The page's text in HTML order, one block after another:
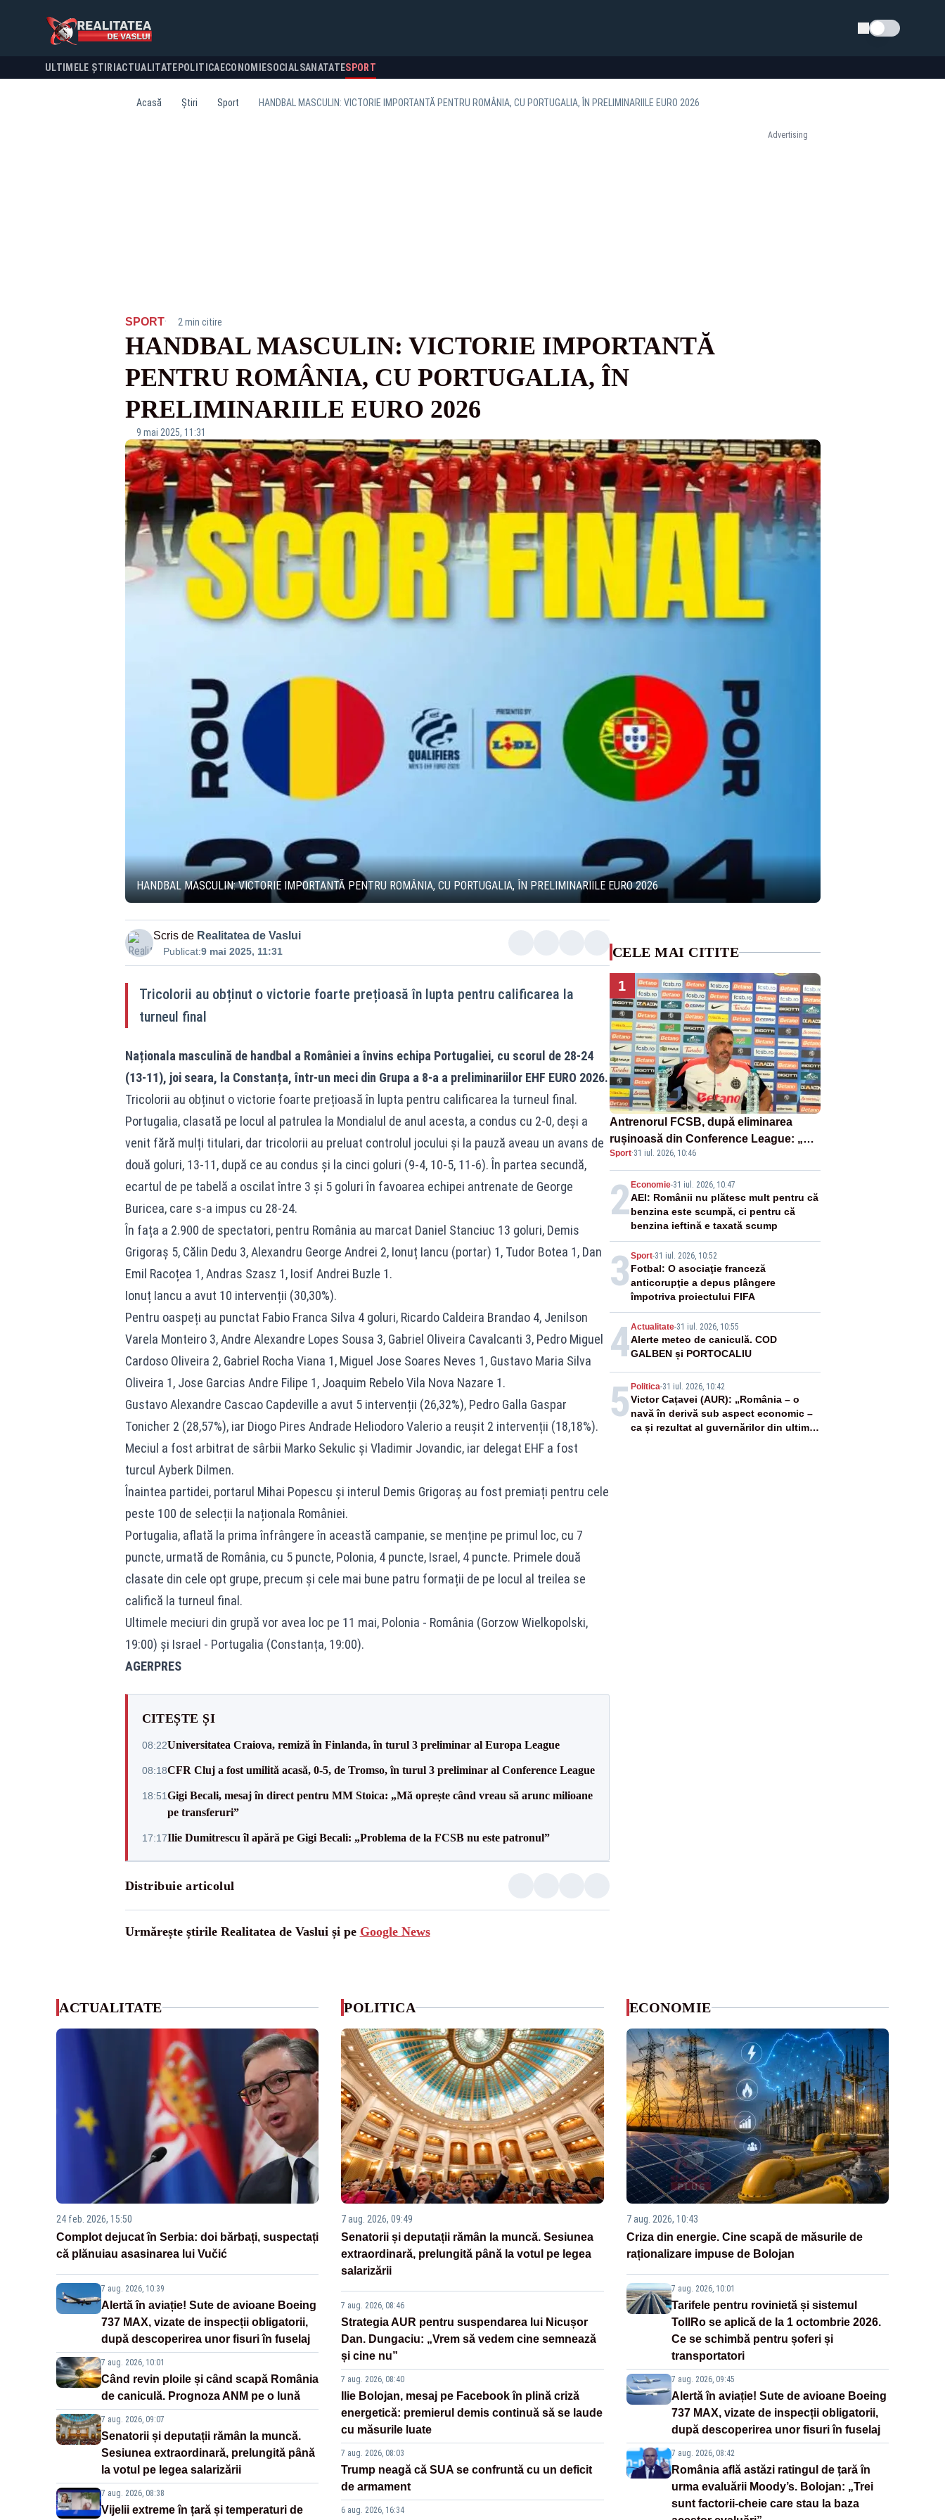
Schimba tema
ULTIMELE ȘTIRI ACTUALITATE POLITICA ECONOMIESOCIALSANATATESPORT
Acasă Știri Sport HANDBAL MASCULIN: VICTORIE IMPORTANTĂ PENTRU ROMÂNIA, CU PORTUGALIA, ÎN PRELIMINARIILE EURO 2026
Advertising
SPORT· 2 min citire
HANDBAL MASCULIN: VICTORIE IMPORTANTĂ
PENTRU ROMÂNIA, CU PORTUGALIA, ÎN
PRELIMINARIILE EURO 2026
9 mai 2025, 11:31
HANDBAL MASCULIN: VICTORIE IMPORTANTĂ PENTRU ROMÂNIA, CU PORTUGALIA, ÎN PRELIMINARIILE EURO 2026
Scris de Realitatea de Vaslui
Publicat:9 mai 2025, 11:31
Tricolorii au obținut o victorie foarte prețioasă în lupta pentru calificarea la
turneul final
Naționala masculină de handbal a României a învins echipa Portugaliei, cu scorul de 28-24
(13-11), joi seara, la Constanța, într-un meci din Grupa a 8-a a preliminariilor EHF EURO 2026.
Tricolorii au obținut o victorie foarte prețioasă în lupta pentru calificarea la turneul final.
Portugalia, clasată pe locul al patrulea la Mondialul de anul acesta, a condus cu 2-0, deși a
venit fără mulți titulari, dar tricolorii au preluat controlul jocului și la pauză aveau un avans de
două goluri, 13-11, după ce au condus și la cinci goluri (9-4, 10-5, 11-6). În partea secundă,
ecartul de pe tabelă a oscilat între 3 și 5 goluri în favoarea echipei antrenate de George
Buricea, care s-a impus cu 28-24.
În fața a 2.900 de spectatori, pentru România au marcat Daniel Stanciuc 13 goluri, Demis
Grigoraș 5, Călin Dedu 3, Alexandru George Andrei 2, Ionuț Iancu (portar) 1, Tudor Botea 1, Dan
Emil Racoțea 1, Andras Szasz 1, Iosif Andrei Buzle 1.
Ionuț Iancu a avut 10 intervenții (30,30%).
Pentru oaspeți au punctat Fabio Franca Silva 4 goluri, Ricardo Caldeira Brandao 4, Jenilson
Varela Monteiro 3, Andre Alexandre Lopes Sousa 3, Gabriel Oliveira Cavalcanti 3, Pedro Miguel
Cardoso Oliveira 2, Gabriel Rocha Viana 1, Miguel Jose Soares Neves 1, Gustavo Maria Silva
Oliveira 1, Jose Garcias Andre Filipe 1, Joaquim Rebelo Vila Nova Nazare 1.
Gustavo Alexandre Cascao Capdeville a avut 5 intervenții (26,32%), Pedro Galla Gaspar
Tonicher 2 (28,57%), iar Diogo Pires Andrade Heliodoro Valerio a reușit 2 intervenții (18,18%).
Meciul a fost arbitrat de sârbii Marko Sekulic și Vladimir Jovandic, iar delegat EHF a fost
turcul Ayberk Dilmen.
Înaintea partidei, portarul Mihai Popescu și interul Demis Grigoraș au fost premiați pentru cele
peste 100 de selecții la naționala României.
Portugalia, aflată la prima înfrângere în această campanie, se menține pe primul loc, cu 7
puncte, urmată de România, cu 5 puncte, Polonia, 4 puncte, Israel, 4 puncte. Primele două
clasate din cele opt grupe, precum și cele mai bune patru formații de pe locul al treilea se
califică la turneul final.
Ultimele meciuri din grupă vor avea loc pe 11 mai, Polonia - România (Gorzow Wielkopolski,
19:00) și Israel - Portugalia (Constanța, 19:00).
AGERPRES
CITEȘTE ȘI
08:22Universitatea Craiova, remiză în Finlanda, în turul 3 preliminar al Europa League
08:18CFR Cluj a fost umilită acasă, 0-5, de Tromso, în turul 3 preliminar al Conference League
18:51Gigi Becali, mesaj în direct pentru MM Stoica: „Mă oprește când vreau să arunc milioane
pe transferuri”
17:17Ilie Dumitrescu îl apără pe Gigi Becali: „Problema de la FCSB nu este patronul”
Distribuie articolul
Urmărește știrile Realitatea de Vaslui și pe Google News
CELE MAI CITITE
1
Antrenorul FCSB, după eliminarea
rușinoasă din Conference League: „N-
ai cum să nu scoți în evidență și
lucrurile bune”
Sport·31 iul. 2026, 10:46
2 Economie-31 iul. 2026, 10:47
AEI: Românii nu plătesc mult pentru că
benzina este scumpă, ci pentru că
benzina ieftină e taxată scump
3 Sport-31 iul. 2026, 10:52
Fotbal: O asociaţie franceză
anticorupţie a depus plângere
împotriva proiectului FIFA
4Actualitate-31 iul. 2026, 10:55
Alerte meteo de caniculă. COD
GALBEN și PORTOCALIU
5 Politica-31 iul. 2026, 10:42
Victor Cațavei (AUR): „România – o
navă în derivă sub aspect economic –
ca și rezultat al guvernărilor din ultimii
ACTUALITATE
24 feb. 2026, 15:50
Complot dejucat în Serbia: doi bărbați, suspectați
că plănuiau asasinarea lui Vučić
7 aug. 2026, 10:39
Alertă în aviație! Sute de avioane Boeing
737 MAX, vizate de inspecții obligatorii,
după descoperirea unor fisuri în fuselaj
7 aug. 2026, 10:01
Când revin ploile și când scapă România
de caniculă. Prognoza ANM pe o lună
7 aug. 2026, 09:07
Senatorii și deputații rămân la muncă.
Sesiunea extraordinară, prelungită până
la votul pe legea salarizării
7 aug. 2026, 08:38
Vijelii extreme în țară și temperaturi de
POLITICA
7 aug. 2026, 09:49
Senatorii și deputații rămân la muncă. Sesiunea
extraordinară, prelungită până la votul pe legea
salarizării
7 aug. 2026, 08:46
Strategia AUR pentru suspendarea lui Nicușor
Dan. Dungaciu: „Vrem să vedem cine semnează
și cine nu”
7 aug. 2026, 08:40
Ilie Bolojan, mesaj pe Facebook în plină criză
energetică: premierul demis continuă să se laude
cu măsurile luate
7 aug. 2026, 08:03
Trump neagă că SUA se confruntă cu un deficit
de armament
6 aug. 2026, 16:34
ECONOMIE
7 aug. 2026, 10:43
Criza din energie. Cine scapă de măsurile de
raționalizare impuse de Bolojan
7 aug. 2026, 10:01
Tarifele pentru rovinietă și sistemul
TollRo se aplică de la 1 octombrie 2026.
Ce se schimbă pentru șoferi și
transportatori
7 aug. 2026, 09:45
Alertă în aviație! Sute de avioane Boeing
737 MAX, vizate de inspecții obligatorii,
după descoperirea unor fisuri în fuselaj
7 aug. 2026, 08:42
România află astăzi ratingul de țară în
urma evaluării Moody’s. Bolojan: „Trei
sunt factorii-cheie care stau la baza